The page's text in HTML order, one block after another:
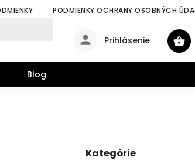
PODMIENKY OCHRANY OSOBNÝCH
Prihlásenie
Blog
Kategórie